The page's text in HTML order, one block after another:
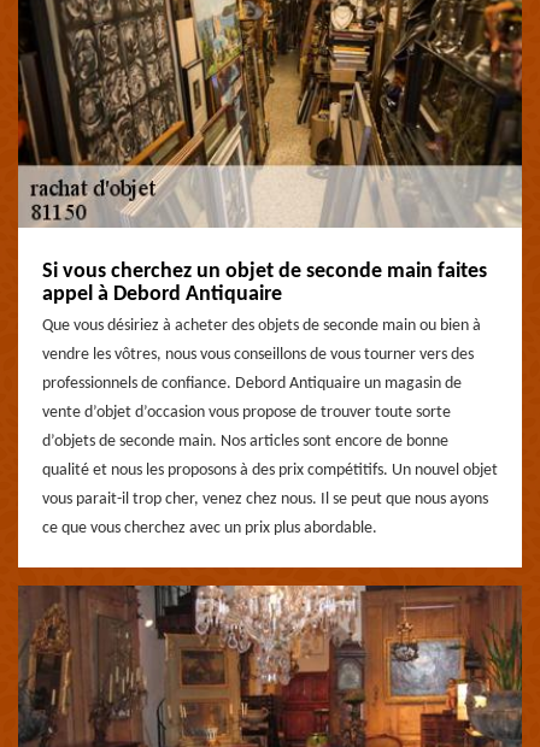
Si vous cherchez un objet de seconde main faites
appel à Debord Antiquaire
Que vous désiriez à acheter des objets de seconde main ou bien à
vendre les vôtres, nous vous conseillons de vous tourner vers des
professionnels de confiance. Debord Antiquaire un magasin de
vente d’objet d’occasion vous propose de trouver toute sorte
d’objets de seconde main. Nos articles sont encore de bonne
qualité et nous les proposons à des prix compétitifs. Un nouvel objet
vous parait-il trop cher, venez chez nous. Il se peut que nous ayons
ce que vous cherchez avec un prix plus abordable.